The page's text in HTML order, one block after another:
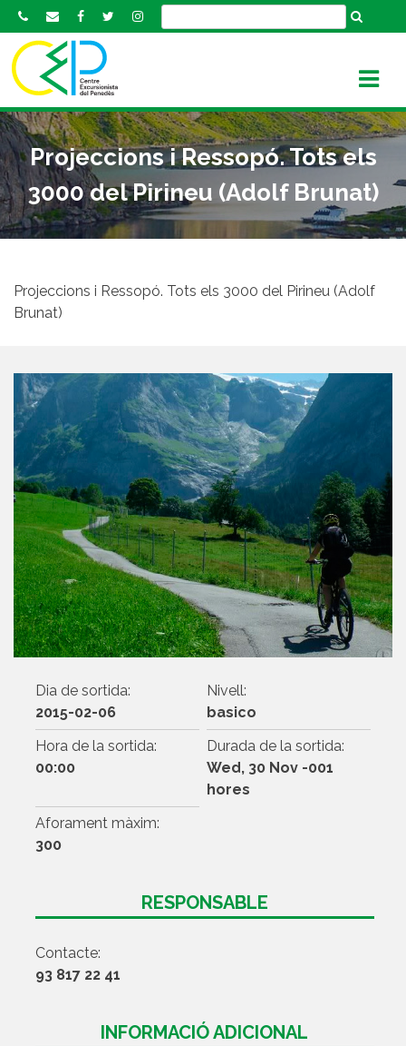
k
o
c
o
n
t
e
Projeccions i Ressopó. Tots els
3000 del Pirineu (Adolf Brunat)
Projeccions i Ressopó. Tots els 3000 del Pirineu (Adolf
Brunat)
Dia de sortida:
2015-02-06
Nivell:
basico
Hora de la sortida:
00:00
Durada de la sortida:
Wed, 30 Nov -001
hores
Aforament màxim:
300
RESPONSABLE
Contacte:
93 817 22 41
INFORMACIÓ ADICIONAL